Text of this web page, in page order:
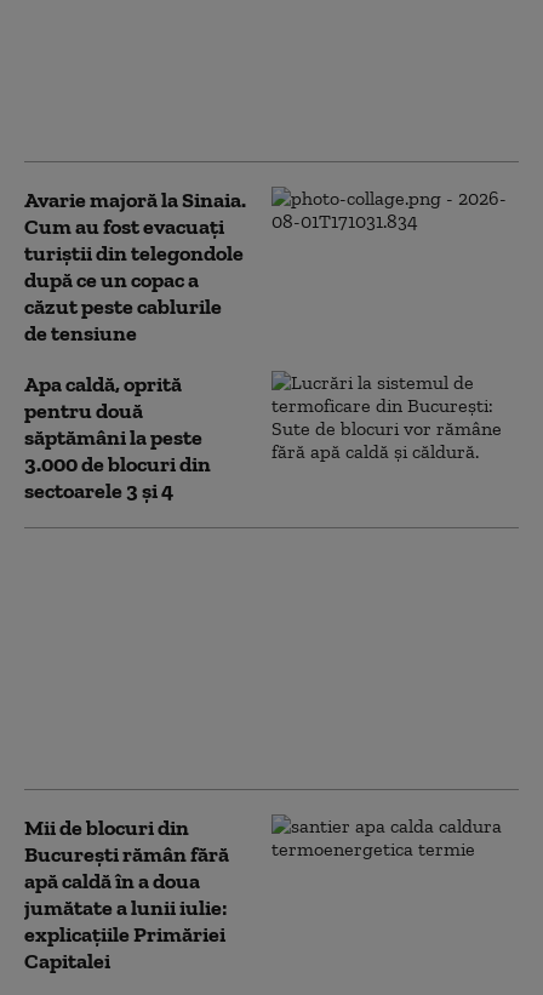
Avarie majoră la Sinaia.
Cum au fost evacuați
turiștii din telegondole
după ce un copac a
căzut peste cablurile
de tensiune
Apa caldă, oprită
pentru două
săptămâni la peste
3.000 de blocuri din
sectoarele 3 și 4
Mii de blocuri din
București rămân fără
apă caldă în a doua
jumătate a lunii iulie:
explicațiile Primăriei
Capitalei